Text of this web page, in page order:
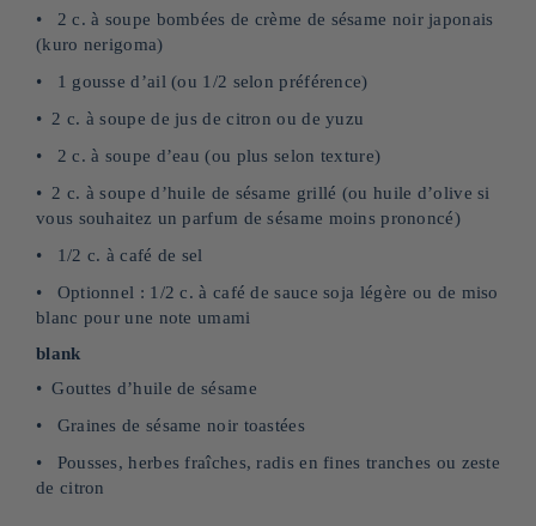
2 c. à soupe bombées de crème de sésame noir japonais
(kuro nerigoma)
1 gousse d’ail (ou 1/2 selon préférence)
2 c. à soupe de jus de citron ou de yuzu
2 c. à soupe d’eau (ou plus selon texture)
2 c. à soupe d’huile de sésame grillé (ou huile d’olive si
vous souhaitez un parfum de sésame moins prononcé)
1/2 c. à café de sel
Optionnel : 1/2 c. à café de sauce soja légère ou de miso
blanc pour une note umami
blank
Gouttes d’huile de sésame
Graines de sésame noir toastées
Pousses, herbes fraîches, radis en fines tranches ou zeste
de citron